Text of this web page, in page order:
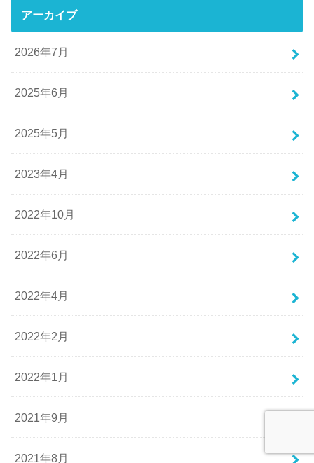
アーカイブ
2026年7月
2025年6月
2025年5月
2023年4月
2022年10月
2022年6月
2022年4月
2022年2月
2022年1月
2021年9月
2021年8月